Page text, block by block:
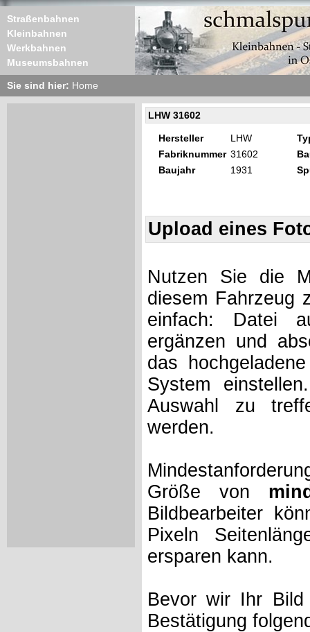
Straßenbahnen
Kleinbahnen
Werkbahnen
Museumsbahnen
Sie sind hier: Home
LHW 31602
Hersteller LHW
Fabriknummer 31602
Baujahr
1931
Upload eines
Nutzen Sie die
diesem Fahrzeug
einfach: Datei
ergänzen und
das
System
Auswahl zu
werden.
Größe von
Bildbearbeiter
Pixeln
ersparen kann.
Bevor wir Ihr
Bestätigung